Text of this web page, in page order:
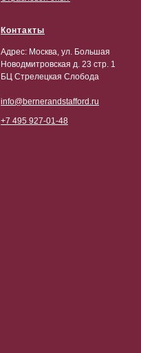
Контакты
Адрес: Москва, ул. Большая
Новодмитровская д. 23 стр. 1
БЦ Стрелецкая Слобода
info@bernerandstafford.ru
+7 495 927-01-48